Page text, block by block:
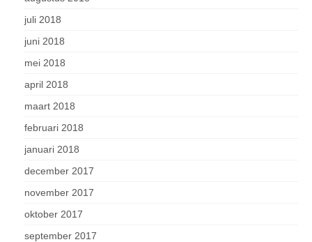
juli 2018
juni 2018
mei 2018
april 2018
maart 2018
februari 2018
januari 2018
december 2017
november 2017
oktober 2017
september 2017